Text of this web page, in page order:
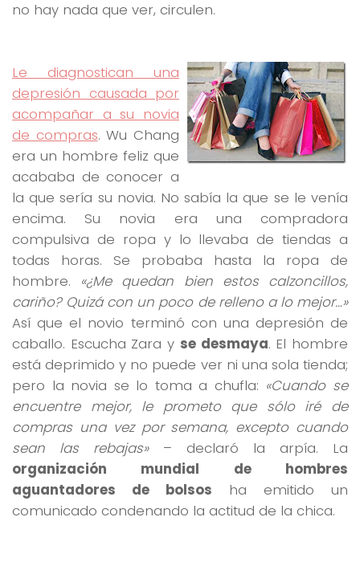
no hay nada que ver, circulen.
Le diagnostican una
depresión causada por
acompañar a su novia
de compras. Wu Chang
era un hombre feliz que
acababa de conocer a
la que sería su novia. No sabía la que se le venía
encima. Su novia era una compradora
compulsiva de ropa y lo llevaba de tiendas a
todas horas. Se probaba hasta la ropa de
hombre. «¿Me quedan bien estos calzoncillos,
cariño? Quizá con un poco de relleno a lo mejor…»
Así que el novio terminó con una depresión de
caballo. Escucha Zara y se desmaya. El hombre
está deprimido y no puede ver ni una sola tienda;
pero la novia se lo toma a chufla: «Cuando se
encuentre mejor, le prometo que sólo iré de
compras una vez por semana, excepto cuando
sean las rebajas»– declaró la arpía. La
organización mundial de hombres
aguantadores de bolsos ha emitido un
comunicado condenando la actitud de la chica.